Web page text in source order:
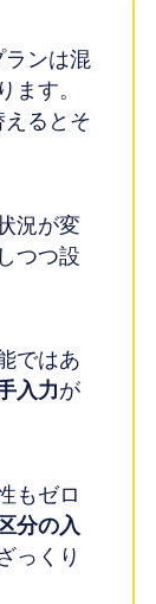
ランは混
ます。
えるとそ
況が変
つつ設
ではあ
入力が
もゼロ
分の入
っくり